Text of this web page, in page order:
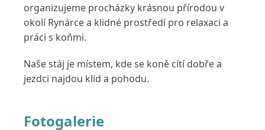
organizujeme procházky krásnou přírodou v
okolí Rynárce a klidné prostředí pro relaxaci a
práci s koňmi.
Naše stáj je místem, kde se koně cítí dobře a
jezdci najdou klid a pohodu.
Fotogalerie